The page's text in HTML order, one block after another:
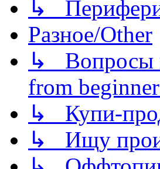
↳
Разное/Other
↳ Вопросы
from
↳ Купи-
↳ Ищу